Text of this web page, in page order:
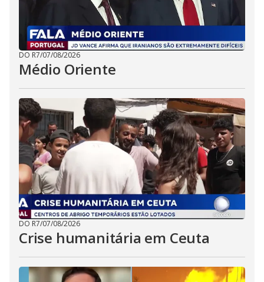
DO R7/07/08/2026
Médio Oriente
DO R7/07/08/2026
Crise humanitária em Ceuta